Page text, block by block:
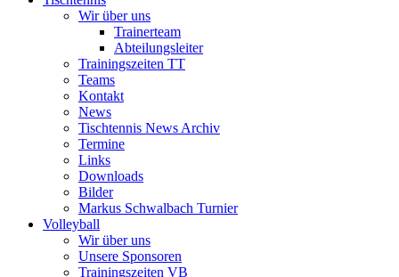
Wir über uns
Trainerteam
Abteilungsleiter
Trainingszeiten TT
Teams
Kontakt
News
Tischtennis News Archiv
Termine
Links
Downloads
Bilder
Markus Schwalbach Turnier
Volleyball
Wir über uns
Unsere Sponsoren
Trainingszeiten VB